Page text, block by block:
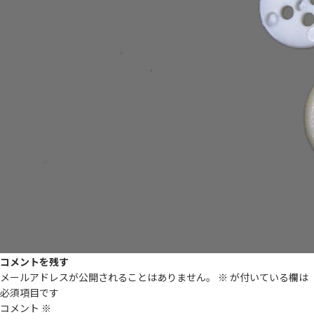
コメントを残す
メールアドレスが公開されることはありません。
※ が付いている欄は
必須項目です
コメント ※